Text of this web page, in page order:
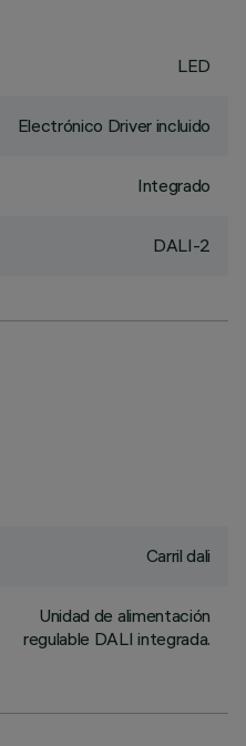
LED
Electrónico Driver incluido
Integrado
DALI-2
Carril dali
Unidad de alimentación
regulable DALI integrada.